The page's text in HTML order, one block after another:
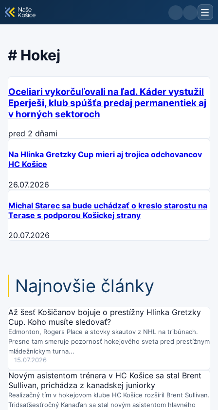
# Hokej
Oceliari vykorčuľovali na ľad. Káder vystužil
Eperješi, klub spúšťa predaj permanentiek aj
v horných sektoroch
pred 2 dňami
Na Hlinka Gretzky Cup mieri aj trojica odchovancov
HC Košice
26.07.2026
Michal Starec sa bude uchádzať o kreslo starostu na
Terase s podporou Košickej strany
20.07.2026
Najnovšie články
Až šesť Košičanov bojuje o prestížny Hlinka Gretzky
Cup. Koho musíte sledovať?
Edmonton, Rogers Place a stovky skautov z NHL na tribúnach.
Presne tam smeruje pozornosť hokejového sveta pred prestížnym
mládežníckym turna...
15.07.2026
Novým asistentom trénera v HC Košice sa stal Brent
Sullivan, prichádza z kanadskej juniorky
Realizačný tím v hokejovom klube HC Košice rozšíril Brent Sullivan.
Tridsaťšesťročný Kanaďan sa stal novým asistentom hlavného